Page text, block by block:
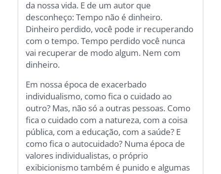
da nossa vida. E de um autor que
desconheço: Tempo não é dinheiro.
Dinheiro perdido, você pode ir recuperando
com o tempo. Tempo perdido você nunca
vai recuperar de modo algum. Nem com
dinheiro.
Em nossa época de exacerbado
individualismo, como fica o cuidado ao
outro? Mas, não só a outras pessoas. Como
fica o cuidado com a natureza, com a coisa
pública, com a educação, com a saúde? E
como fica o autocuidado? Numa época de
valores individualistas, o próprio
exibicionismo também é punido e algumas